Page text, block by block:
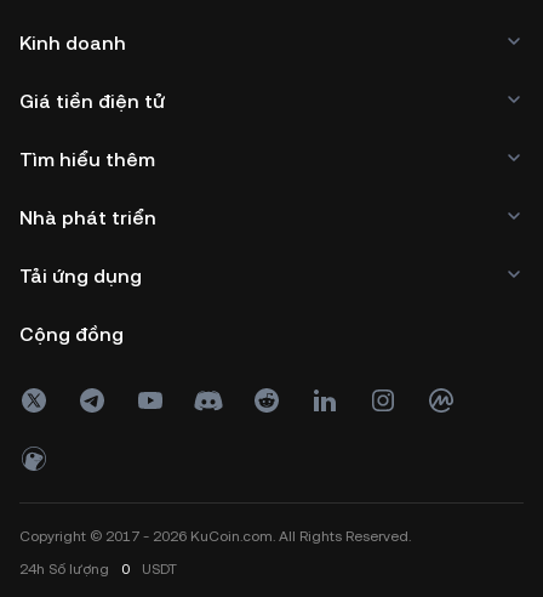
Kinh doanh
Giá tiền điện tử
Tìm hiểu thêm
Nhà phát triển
Tải ứng dụng
Cộng đồng
Copyright © 2017 - 2026 KuCoin.com. All Rights Reserved.
24h Số lượng 0 USDT